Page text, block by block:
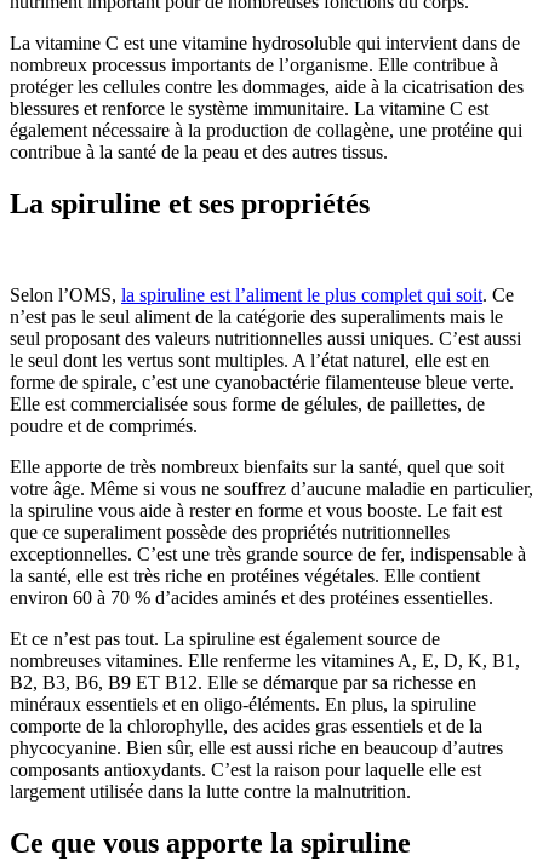
La vitamine C est une vitamine hydrosoluble qui intervient dans de
nombreux processus importants de l’organisme. Elle contribue à
protéger les cellules contre les dommages, aide à la cicatrisation des
blessures et renforce le système immunitaire. La vitamine C est
également nécessaire à la production de collagène, une protéine qui
contribue à la santé de la peau et des autres tissus.
La spiruline et ses propriétés
Selon l’OMS, la spiruline est l’aliment le plus complet qui soit. Ce
n’est pas le seul aliment de la catégorie des superaliments mais le
seul proposant des valeurs nutritionnelles aussi uniques. C’est aussi
le seul dont les vertus sont multiples. A l’état naturel, elle est en
forme de spirale, c’est une cyanobactérie filamenteuse bleue verte.
Elle est commercialisée sous forme de gélules, de paillettes, de
poudre et de comprimés.
Elle apporte de très nombreux bienfaits sur la santé, quel que soit
votre âge. Même si vous ne souffrez d’aucune maladie en particulier,
la spiruline vous aide à rester en forme et vous booste. Le fait est
que ce superaliment possède des propriétés nutritionnelles
exceptionnelles. C’est une très grande source de fer, indispensable à
la santé, elle est très riche en protéines végétales. Elle contient
environ 60 à 70 % d’acides aminés et des protéines essentielles.
Et ce n’est pas tout. La spiruline est également source de
nombreuses vitamines. Elle renferme les vitamines A, E, D, K, B1,
B2, B3, B6, B9 ET B12. Elle se démarque par sa richesse en
minéraux essentiels et en oligo-éléments. En plus, la spiruline
comporte de la chlorophylle, des acides gras essentiels et de la
phycocyanine. Bien sûr, elle est aussi riche en beaucoup d’autres
composants antioxydants. C’est la raison pour laquelle elle est
largement utilisée dans la lutte contre la malnutrition.
Ce que vous apporte la spiruline